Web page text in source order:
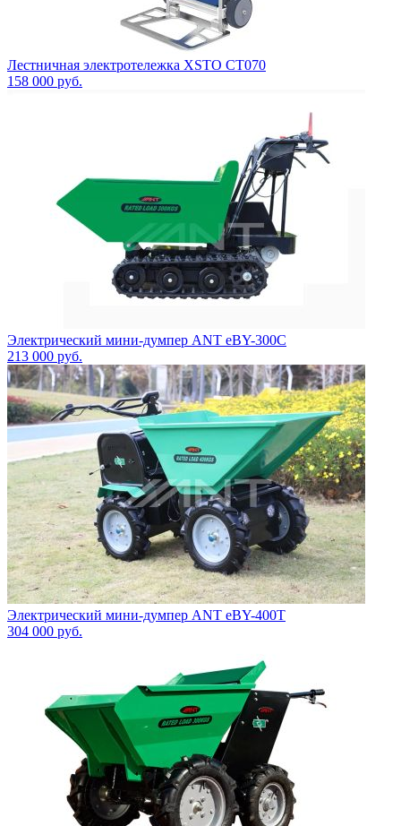
Лестничная электротележка XSTO CT070
158 000 руб.
Электрический мини-думпер ANT eBY-300C
213 000 руб.
Электрический мини-думпер ANT eBY-400T
304 000 руб.